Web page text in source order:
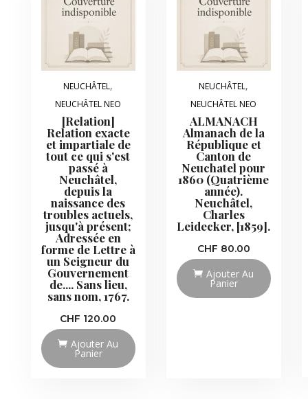
NEUCHÂTEL,
NEUCHÂTEL NEO
[Relation]
Relation exacte
et impartiale de
tout ce qui s'est
passé à
Neuchâtel,
depuis la
naissance des
troubles actuels,
jusqu'à présent;
Adressée en
forme de Lettre à
un Seigneur du
Gouvernement
de.... Sans lieu,
sans nom, 1767.
CHF 120.00
Ajouter Au
Panier
NEUCHÂTEL,
NEUCHÂTEL NEO
ALMANACH
Almanach de la
République et
Canton de
Neuchatel pour
1860 (Quatrième
année).
Neuchâtel,
Charles
Leidecker, [1859].
CHF 80.00
Ajouter Au
Panier